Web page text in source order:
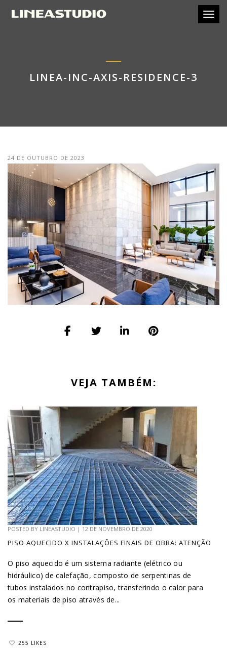
LINEA-INC-AXIS-RESIDENCE-3
24 DE OUTUBRO DE 2023
VEJA TAMBÉM:
POSTED BY LINEASTUDIO | 12 DE NOVEMBRO DE 2020
PISO AQUECIDO X INSTALAÇÕES FINAIS DE OBRA: ATENÇÃO
O piso aquecido é um sistema radiante (elétrico ou
hidráulico) de calefação, composto de serpentinas de
tubos instalados no contrapiso, transferindo o calor para
os materiais de piso através de...
255 LIKES